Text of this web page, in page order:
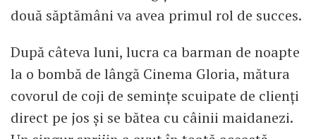
două săptămâni va avea primul rol de succes.
După câteva luni, lucra ca barman de noapte
la o bombă de lângă Cinema Gloria, mătura
covorul de coji de semințe scuipate de clienți
direct pe jos și se bătea cu câinii maidanezi.